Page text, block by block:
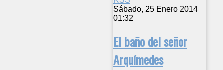
Sábado, 25 Enero 2014
01:32
El baño del señor
Arquímedes